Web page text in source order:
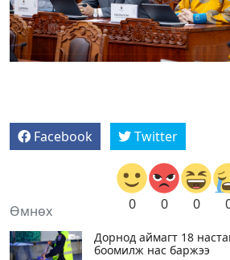
Facebook Twitter
0 0 0
Өмнөх
Дорнод аймагт 18
боомилж нас баржээ